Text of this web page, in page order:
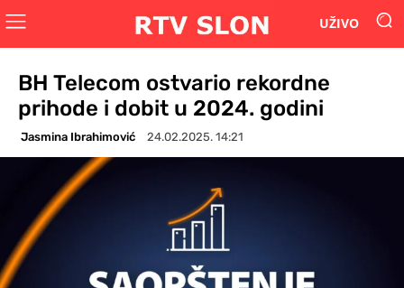
UŽIVO
BH Telecom ostvario rekordne
prihode i dobit u 2024. godini
Jasmina Ibrahimović 24.02.2025. 14:21